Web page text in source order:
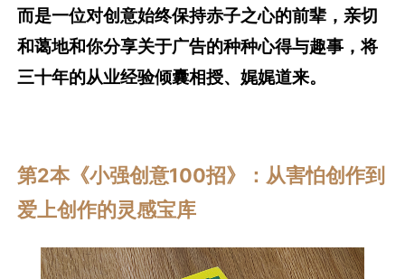
而是一位对创意始终保持赤子之心的前辈，亲切
和蔼地和你分享关于广告的种种心得与趣事，将
三十年的从业经验倾囊相授、娓娓道来。
第2本《小强创意100招》：从害怕创作到
爱上创作的灵感宝库